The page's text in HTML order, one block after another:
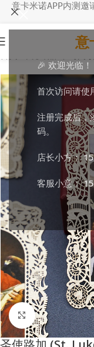
🎉 欢迎光临！
首次访问请使
注册完成后，
码。
店长小方：
客服小意：
意卡米诺APP内测
意
点击放大